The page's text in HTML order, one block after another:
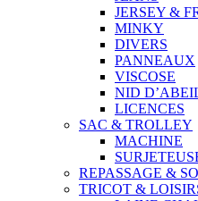
JERSEY &
MINKY
DIVERS
PANNEAUX
VISCOSE
NID
LICENCES
SAC & TROLLEY
MACHINE
REPASSAGE &
TRICOT &